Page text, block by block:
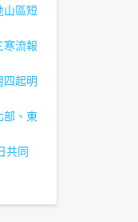
山區短
寒流報
四起明
部、東
共同